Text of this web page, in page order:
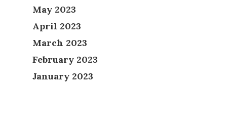
May 2023
April 2023
March 2023
February 2023
January 2023